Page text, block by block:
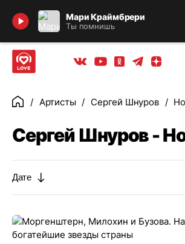
Мари Краймбрери
Ты помнишь
Найти
Вконтакте
YoutubeОдноклассники
Телеграм
Яндекс
ГлавнаяАртисты Сергей Шнуров
Сергей Шнуров -
Дате